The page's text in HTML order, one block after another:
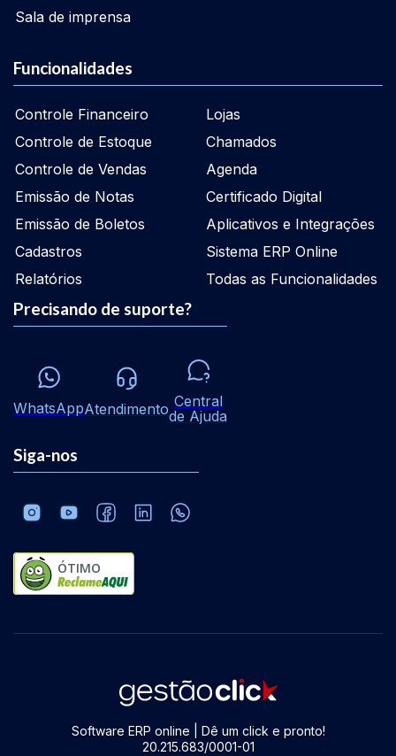
Sala de imprensa
Funcionalidades
Controle Financeiro
Controle de Estoque
Controle de Vendas
Emissão de Notas
Emissão de Boletos
Cadastros
Relatórios
Lojas
Chamados
Agenda
Certificado Digital
Aplicativos e Integrações
Sistema ERP Online
Todas as Funcionalidades
Precisando de suporte?
WhatsAppAtendimento Central
de Ajuda
Siga-nos
ÓTIMO
Software ERP online | Dê um click e pronto!
20.215.683/0001-01